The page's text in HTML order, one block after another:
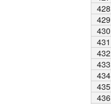
428
429
430
431
432
433
434
435
436
428
429
430
431
432
433
434
435
436